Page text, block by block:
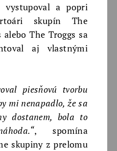
a popri
skupín The
The Troggs sa
aj vlastnými
piesňovú tvorbu
mi nenapadlo, že sa
dostanem, bola to
, spomína
skupiny z prelomu